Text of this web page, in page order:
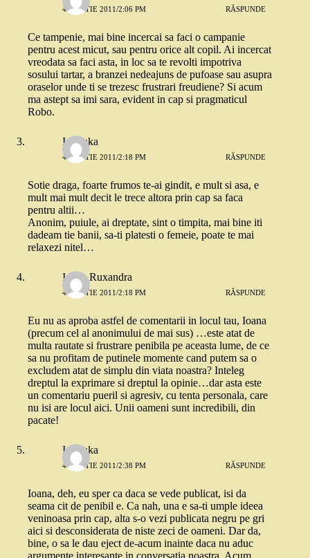
4 MARTIE 2011/2:06 PM RĂSPUNDE
Ce tampenie, mai bine incercai sa faci o campanie
pentru acest micut, sau pentru orice alt copil. Ai incercat
vreodata sa faci asta, in loc sa te revolti impotriva
sosului tartar, a branzei nedeajuns de pufoase sau asupra
oraselor unde ti se trezesc frustrari freudiene? Si acum
ma astept sa imi sara, evident in cap si pragmaticul
Robo.
Ionouka
4 MARTIE 2011/2:18 PM RĂSPUNDE
Sotie draga, foarte frumos te-ai gindit, e mult si asa, e
mult mai mult decit le trece altora prin cap sa faca
pentru altii…
Anonim, puiule, ai dreptate, sint o timpita, mai bine iti
dadeam tie banii, sa-ti platesti o femeie, poate te mai
relaxezi nitel…
Ioana Ruxandra
4 MARTIE 2011/2:18 PM RĂSPUNDE
Eu nu as aproba astfel de comentarii in locul tau, Ioana
(precum cel al anonimului de mai sus) …este atat de
multa rautate si frustrare penibila pe aceasta lume, de ce
sa nu profitam de putinele momente cand putem sa o
excludem atat de simplu din viata noastra? Inteleg
dreptul la exprimare si dreptul la opinie…dar asta este
un comentariu pueril si agresiv, cu tenta personala, care
nu isi are locul aici. Unii oameni sunt incredibili, din
pacate!
Ionouka
4 MARTIE 2011/2:38 PM RĂSPUNDE
Ioana, deh, eu sper ca daca se vede publicat, isi da
seama cit de penibil e. Ca nah, una e sa-ti umple ideea
veninoasa prin cap, alta s-o vezi publicata negru pe gri
aici si desconsiderata de niste zeci de oameni. Dar da,
bine, o sa le dau eject de-acum inainte daca nu aduc
argumente interesante in conversatia noastra. Acum